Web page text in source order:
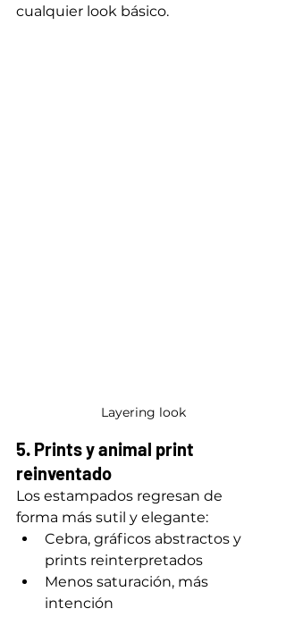
cualquier look básico.
Layering look
5. Prints y animal print
reinventado
Los estampados regresan de
forma más sutil y elegante:
Cebra, gráficos abstractos y
prints reinterpretados
Menos saturación, más
intención